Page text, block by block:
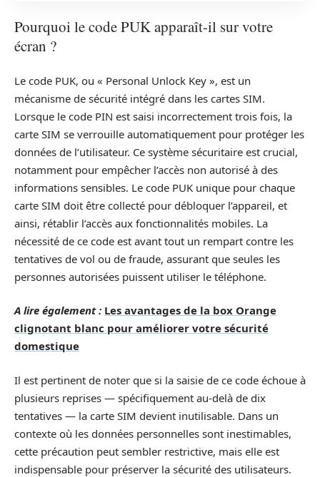
Pourquoi le code PUK apparaît-il sur votre
écran ?
Le code PUK, ou « Personal Unlock Key », est un
mécanisme de sécurité intégré dans les cartes SIM.
Lorsque le code PIN est saisi incorrectement trois fois, la
carte SIM se verrouille automatiquement pour protéger les
données de l’utilisateur. Ce système sécuritaire est crucial,
notamment pour empêcher l’accès non autorisé à des
informations sensibles. Le code PUK unique pour chaque
carte SIM doit être collecté pour débloquer l’appareil, et
ainsi, rétablir l’accès aux fonctionnalités mobiles. La
nécessité de ce code est avant tout un rempart contre les
tentatives de vol ou de fraude, assurant que seules les
personnes autorisées puissent utiliser le téléphone.
A lire également : Les avantages de la box Orange
clignotant blanc pour améliorer votre sécurité
domestique
Il est pertinent de noter que si la saisie de ce code échoue à
plusieurs reprises — spécifiquement au-delà de dix
tentatives — la carte SIM devient inutilisable. Dans un
contexte où les données personnelles sont inestimables,
cette précaution peut sembler restrictive, mais elle est
indispensable pour préserver la sécurité des utilisateurs.